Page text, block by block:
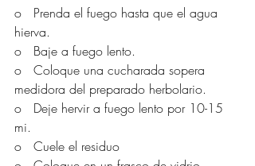
o   Prenda el fuego hasta que el agua
hierva.
o   Baje a fuego lento.
o   Coloque una cucharada sopera
medidora del preparado herbolario.
o   Deje hervir a fuego lento por 10-15
mi.
o   Cuele el residuo